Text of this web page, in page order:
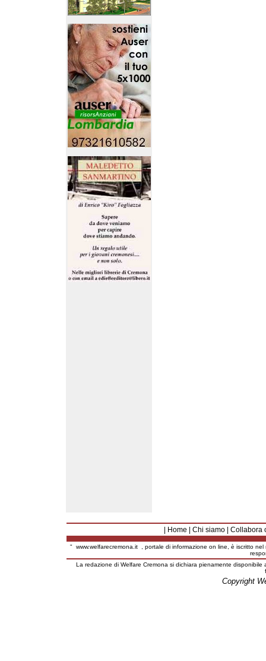
Home Chi siamo Collabora
" www.welfarecremona.it, portale di informazione on line, è iscritto nel
La redazione di Welfare Cremona si dichiara pienamente
Copyright